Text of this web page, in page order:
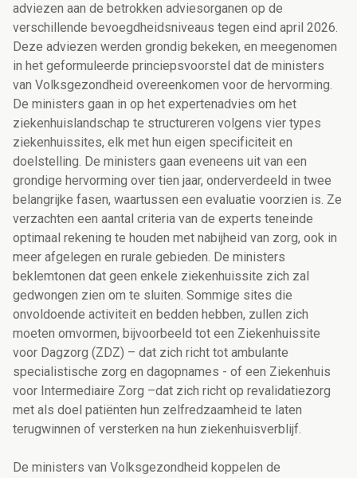
adviezen aan de betrokken adviesorganen op de
verschillende bevoegdheidsniveaus tegen eind april 2026.
Deze adviezen werden grondig bekeken, en meegenomen
in het geformuleerde princiepsvoorstel dat de ministers
van Volksgezondheid overeenkomen voor de hervorming.
De ministers gaan in op het expertenadvies om het
ziekenhuislandschap te structureren volgens vier types
ziekenhuissites, elk met hun eigen specificiteit en
doelstelling. De ministers gaan eveneens uit van een
grondige hervorming over tien jaar, onderverdeeld in twee
belangrijke fasen, waartussen een evaluatie voorzien is. Ze
verzachten een aantal criteria van de experts teneinde
optimaal rekening te houden met nabijheid van zorg, ook in
meer afgelegen en rurale gebieden. De ministers
beklemtonen dat geen enkele ziekenhuissite zich zal
gedwongen zien om te sluiten. Sommige sites die
onvoldoende activiteit en bedden hebben, zullen zich
moeten omvormen, bijvoorbeeld tot een Ziekenhuissite
voor Dagzorg (ZDZ) – dat zich richt tot ambulante
specialistische zorg en dagopnames - of een Ziekenhuis
voor Intermediaire Zorg –dat zich richt op revalidatiezorg
met als doel patiënten hun zelfredzaamheid te laten
terugwinnen of versterken na hun ziekenhuisverblijf.
De ministers van Volksgezondheid koppelen de